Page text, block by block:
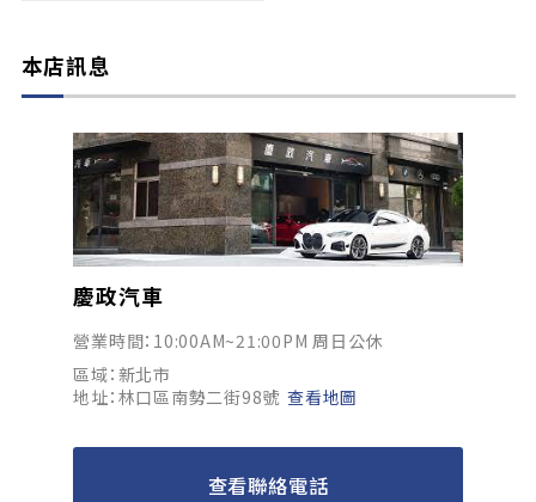
本店訊息
慶政汽車
營業時間：10:00AM~21:00PM 周日公休
區域：新北市
地址：林口區南勢二街98號 查看地圖
查看聯絡電話